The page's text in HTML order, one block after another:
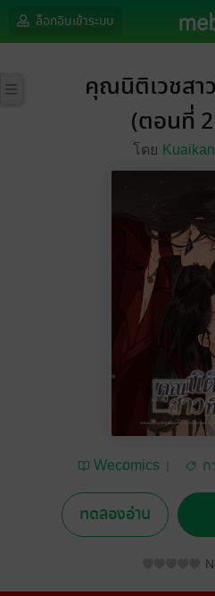
ล็อกอินเข้าระบบ
คุณนิติเวชสา
(ตอนที่
โดย
Wecomics
ก
ทดลองอ่าน